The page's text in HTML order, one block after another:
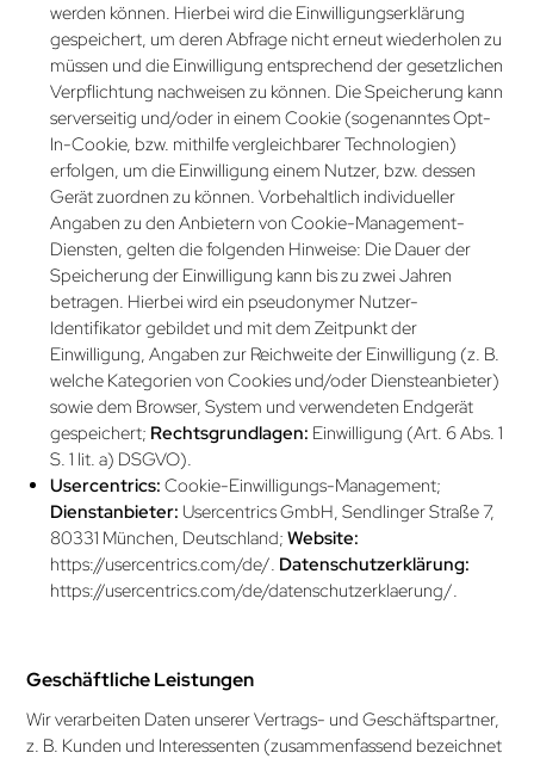
werden können. Hierbei wird die Einwilligung­serklärung
gespeichert, um deren Abfrage nicht erneut wiederholen zu
müssen und die Einwilligung entsprechend der gesetzlichen
Verpflichtung nachweisen zu können. Die Speicherung kann
serverseitig und/oder in einem Cookie (sogenanntes Opt-
In-Cookie, bzw. mithilfe vergleichbarer Technologien)
erfolgen, um die Einwilligung einem Nutzer, bzw. dessen
Gerät zuordnen zu können. Vorbehaltlich individueller
Angaben zu den Anbietern von Cookie-Management-
Diensten, gelten die folgenden Hinweise: Die Dauer der
Speicherung der Einwilligung kann bis zu zwei Jahren
betragen. Hierbei wird ein pseudonymer Nutzer-
Identifikator gebildet und mit dem Zeitpunkt der
Einwilligung, Angaben zur Reichweite der Einwilligung (z. B.
welche Kategorien von Cookies und/oder Dienste­anbieter)
sowie dem Browser, System und verwendeten Endgerät
gespeichert; Rechtsgrundlagen: Einwilligung (Art. 6 Abs. 1
S. 1 lit. a) DSGVO).
Usercentrics:Cookie-Einwilligungs-Management;
Dienstanbieter: Usercentrics GmbH, Sendlinger Straße 7,
80331 München, Deutschland;Website:
https://usercentrics.com/de/. Datenschutzerklärung:
https://usercentrics.com/de/­datenschutzerklaerung/.
Geschäftliche Leistungen
Wir verarbeiten Daten unserer Vertrags- und Geschäftspartner,
z. B. Kunden und Interessenten (zusammenfassend bezeichnet